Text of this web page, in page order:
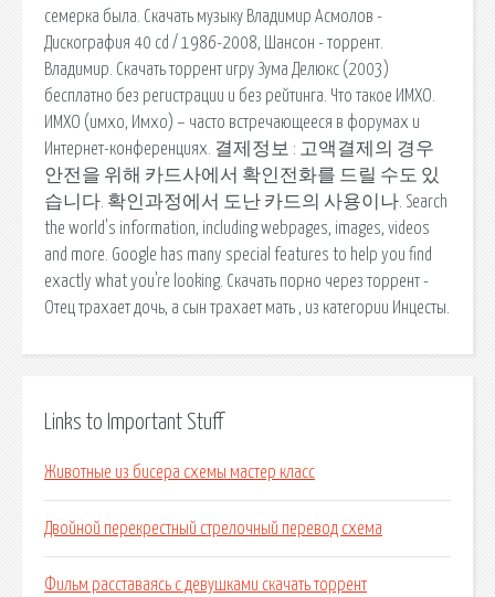
семерка была. Скачать музыку Владимир Асмолов -
Дискография 40 cd / 1986-2008, Шансон - торрент.
Владимир. Скачать торрент игру Зума Делюкс (2003)
бесплатно без регистрации и без рейтинга. Что такое ИМХО.
ИМХО (имхо, Имхо) – часто встречающееся в форумах и
Интернет-конференциях. 결제정보 : 고액결제의 경우
안전을 위해 카드사에서 확인전화를 드릴 수도 있
습니다. 확인과정에서 도난 카드의 사용이나. Search
the world's information, including webpages, images, videos
and more. Google has many special features to help you find
exactly what you're looking. Скачать порно через торрент -
Отец трахает дочь, а сын трахает мать , из категории Инцесты.
Links to Important Stuff
Животные из бисера схемы мастер класс
Двойной перекрестный стрелочный перевод схема
Фильм расставаясь с девушками скачать торрент